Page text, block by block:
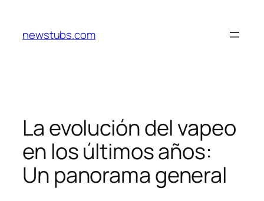
content
newstubs.com
La evolución del vapeo
en los últimos años:
Un panorama general